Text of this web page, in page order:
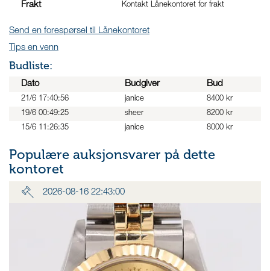
Frakt Kontakt Lånekontoret for frakt
Send en forespørsel til Lånekontoret
Tips en venn
Budliste:
Dato Budgiver Bud
21/6 17:40:56 janice
8400 kr
19/6 00:49:25
sheer
8200 kr
15/6 11:26:35
janice 8000 kr
Populære auksjonsvarer på dette
kontoret
2026-08-16 22:43:00